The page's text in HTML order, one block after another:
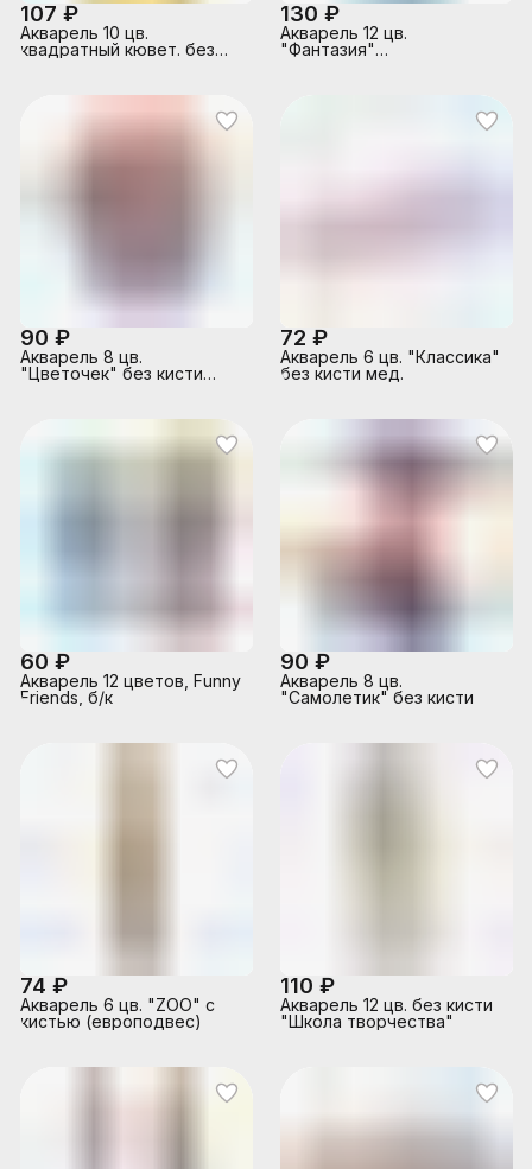
107 ₽
Акварель 10 цв.
квадратный кювет. без
130 ₽
Акварель 12 цв.
"Фантазия"
90 ₽
Акварель 8 цв.
"Цветочек" без кисти
72 ₽
Акварель 6 цв. "Классика"
без кисти мед.
60 ₽
Акварель 12 цветов, Funny
Friends, б/к
90 ₽
Акварель 8 цв.
"Самолетик" без кисти
74 ₽
Акварель 6 цв. "ZOO" с
кистью (европодвес)
110 ₽
Акварель 12 цв. без кисти
"Школа творчества"